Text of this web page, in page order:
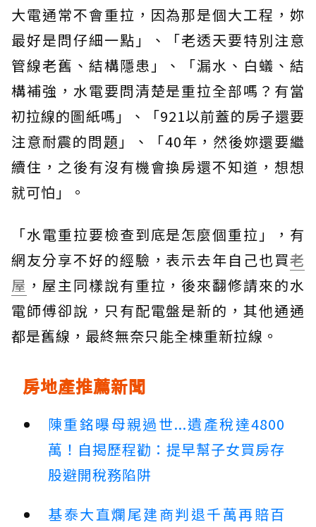
大電通常不會重拉，因為那是個大工程，妳
最好是問仔細一點」、「老透天要特別注意
管線老舊、結構隱患」、「漏水、白蟻、結
構補強，水電要問清楚是重拉全部嗎？有當
初拉線的圖紙嗎」、「921以前蓋的房子還要
注意耐震的問題」、「40年，然後妳還要繼
續住，之後有沒有機會換房還不知道，想想
就可怕」。
「水電重拉要檢查到底是怎麼個重拉」，有
網友分享不好的經驗，表示去年自己也買老
屋 ，屋主同樣說有重拉，後來翻修請來的水
電師傅卻說，只有配電盤是新的，其他通通
都是舊線，最終無奈只能全棟重新拉線。
房地產推薦新聞
陳重銘曝母親過世...遺產稅達4800
萬！自揭歷程勸：提早幫子女買房存
股避開稅務陷阱
基泰大直爛尾建商判退千萬再賠百